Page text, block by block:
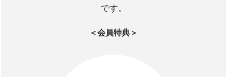
です。
＜会員特典＞